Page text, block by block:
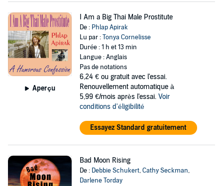
Aperçu
I Am a Big Thai Male Prostitute
De : Phlap Apirak
Lu par :Tonya Cornelisse
Durée : 1 h et 13 min
Langue : Anglais
Pas de notations
6,24 € ou gratuit avec l'essai.
Renouvellement automatique à
5,99 €/mois après l'essai. Voir
conditions d'éligibilité
Essayez Standard gratuitement
Bad Moon Rising
De : Debbie Schukert,Cathy Seckman,
Darlene Torday